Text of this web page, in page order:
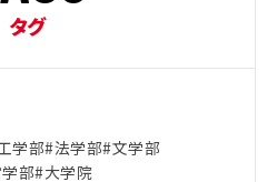
タグ
学部#法学部#文学部
部#大学院